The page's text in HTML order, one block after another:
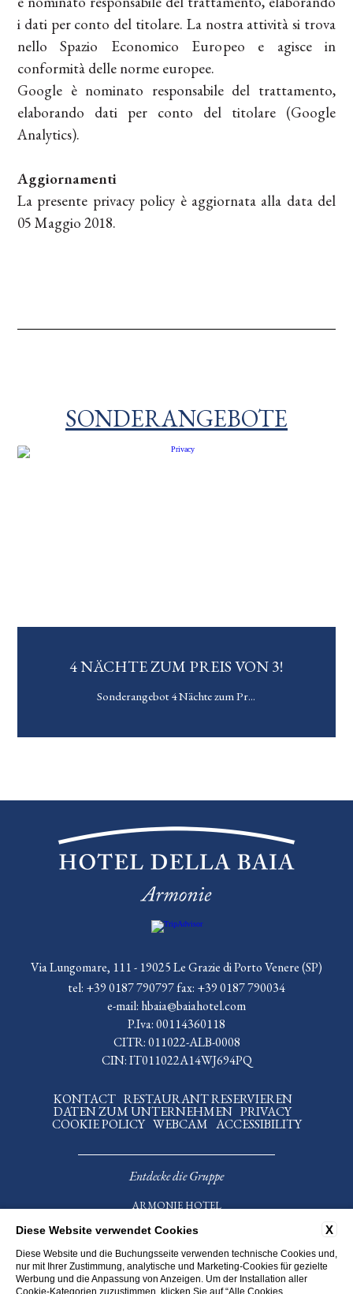
i dati per conto del titolare. La nostra attività si trova
nello Spazio Economico Europeo e agisce in
conformità delle norme europee.
Google è nominato responsabile del trattamento,
elaborando dati per conto del titolare (Google
Analytics).
Aggiornamenti
La presente privacy policy è aggiornata alla data del
05 Maggio 2018.
SONDERANGEBOTE
4 NÄCHTE ZUM PREIS VON 3!
Sonderangebot 4 Nächte zum Pr...
Via Lungomare, 111 - 19025 Le Grazie di Porto Venere (SP)
tel: +39 0187 790797fax: +39 0187 790034
e-mail: hbaia@baiahotel.com
P.Iva: 00114360118
CITR: 011022-ALB-0008
CIN: IT011022A14WJ694PQ
KONTACT RESTAURANT RESERVIEREN
DATEN ZUM UNTERNEHMEN PRIVACY
COOKIE POLICY WEBCAM ACCESSIBILITY
Entdecke die Gruppe
ARMONIE HOTEL
HOTEL DELLA BAIA
ANTICHE TERRE HOTEL
RISTORANTE DELLA BAIA
X
Diese Website verwendet Cookies
Diese Website und die Buchungsseite verwenden technische Cookies und,
nur mit Ihrer Zustimmung, analytische und Marketing-Cookies für gezielte
Werbung und die Anpassung von Anzeigen. Um der Installation aller
Cookie-Kategorien zuzustimmen, klicken Sie auf “Alle Cookies